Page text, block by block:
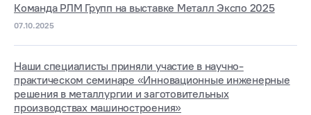
Команда РЛМ Групп на выставке Металл Экспо 2025
07.10.2025
Наши специалисты приняли участие в научно-
практическом семинаре «Инновационные инженерные
решения в металлургии и заготовительных
производствах машиностроения»